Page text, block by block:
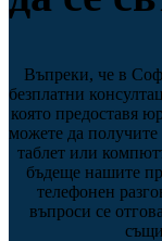
Въпреки, че в
безплатни
която предоставя
можете да
таблет или
бъдеще нашите
телефонен
въпроси се